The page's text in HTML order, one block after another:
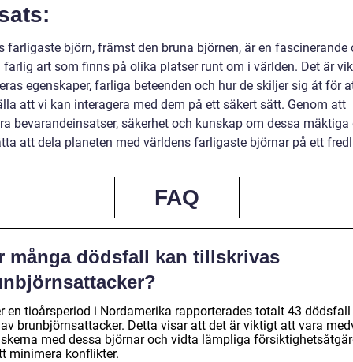
farligaste björn, främst den bruna björnen, är en fascinerande
farlig art som finns på olika platser runt om i världen. Det är
egenskaper, farliga beteenden och hur de skiljer sig åt för
att vi kan interagera med dem på ett säkert sätt. Genom att
bevarandeinsatser, säkerhet och kunskap om dessa mäktiga
att dela planeten med världens farligaste björnar på ett
FAQ
många dödsfall kan tillskrivas
en tioårsperiod i Nordamerika rapporterades totalt 43
brunbjörnsattacker. Detta visar att det är viktigt att vara
med dessa björnar och vidta lämpliga
minimera konflikter.